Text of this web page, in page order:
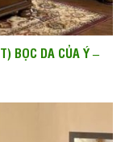
BỌC DA CỦA Ý –